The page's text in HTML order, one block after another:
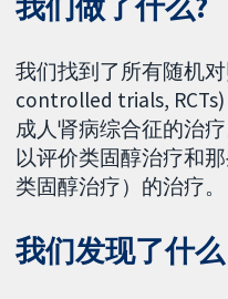
我们找到了所有随机
controlled trials,
成人肾病综合征的治疗
以评价类固醇治疗和
类固醇治疗）的治疗。
我们发现了什么